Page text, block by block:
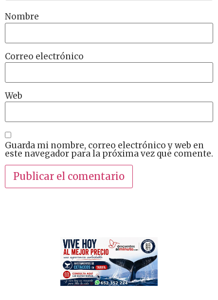
Nombre
Correo electrónico
Web
Guarda mi nombre, correo electrónico y web en
este navegador para la próxima vez que comente.